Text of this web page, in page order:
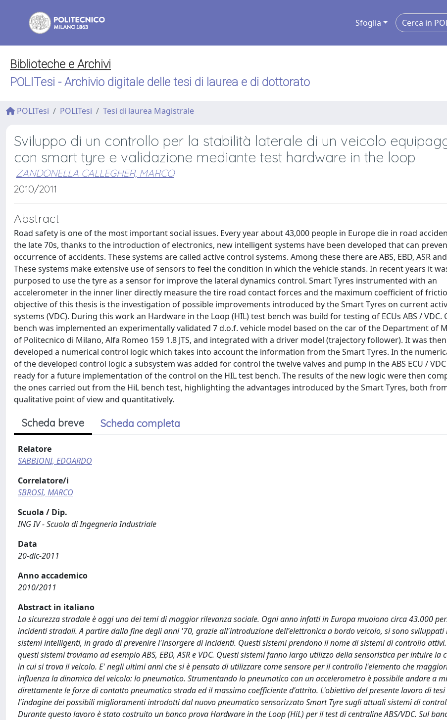
Sfoglia
Biblioteche e Archivi
POLITesi - Archivio digitale delle tesi di laurea e di dottorato
POLITesi POLITesi Tesi di laurea Magistrale
Sviluppo di un controllo per la stabilità laterale di un veicolo
con smart tyre e validazione mediante test hardware in the loop
ZANDONELLA CALLEGHER, MARCO
2010/2011
Abstract
Road safety is one of the most important social issues. Every year about 43,000 people in Europe die in road
the late 70s, thanks to the introduction of electronics, new intelligent systems have been developed that can
occurrence of accidents. These systems are called active control systems. Among these there are ABS, EBD, ASR and
These systems make extensive use of sensors to feel the condition in which the vehicle stands. In recent years it
purposed to use the tyre as a sensor for improve the lateral dynamics control. Smart Tyres instrumented with an
accelerometer in the inner liner directly measure the tire road contact forces and the maximum coefficient of
objective of this thesis is the investigation of possible improvements introduced by the Smart Tyres on current
systems (VDC). During this work an Hardware in the Loop (HIL) test bench was build for testing of ECUs ABS / VDC.
bench was implemented an experimentally validated 7 d.o.f. vehicle model based on the car of the Department of
of Politecnico di Milano, Alfa Romeo 159 1.8 JTS, and integrated with a driver model (trajectory follower). It was then
developed a numerical control logic which takes into account the information from the Smart Tyres. In the
of the developed control logic a subsystem was added for control the twelve valves and pump in the ABS ECU /
ready for a future implementation of the control on the HIL test bench. The results of the new logic were then
the ones carried out from the HiL bench test, highlighting the advantages introduced by the Smart Tyres, both
qualitative point of view and quantitatively.
Scheda breve Scheda completa
Relatore
SABBIONI, EDOARDO
Correlatore/i
SBROSI, MARCO
Scuola / Dip.
ING IV - Scuola di Ingegneria Industriale
Data
20-dic-2011
Anno accademico
2010/2011
Abstract in italiano
La sicurezza stradale è oggi uno dei temi di maggior rilevanza sociale. Ogni anno infatti in Europa muoiono circa 43.000
incidenti stradali. A partire dalla fine degli anni '70, grazie all'introduzione dell'elettronica a bordo veicolo, si sono sviluppati
sistemi intelligenti, in grado di prevenire l'insorgere di incidenti. Questi sistemi prendono il nome di sistemi di controllo
questi sistemi troviamo ad esempio ABS, EBD, ASR e VDC. Questi sistemi fanno largo utilizzo della sensoristica per intuire la
in cui si trova il veicolo. E' negli ultimi anni che si è pensato di utilizzare come sensore per il controllo l'elemento che
influenza la dinamica del veicolo: lo pneumatico. Strumentando lo pneumatico con un accelerometro è possibile andare a
direttamente le forze di contatto pneumatico strada ed il massimo coefficiente d'attrito. L'obiettivo del presente lavoro di tesi
l'indagine dei possibili miglioramenti introdotti dal nuovo pneumatico sensorizzato Smart Tyre sugli attuali sistemi di
Durante questo lavoro è stato costruito un banco prova Hardware in the Loop (HiL) per il test di centraline ABS/VDC. Sul